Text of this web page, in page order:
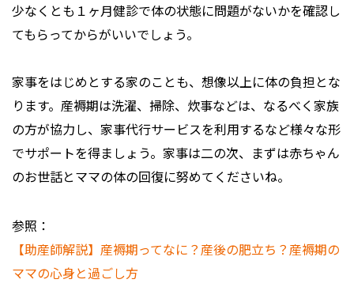
少なくとも１ヶ月健診で体の状態に問題がないかを確認し
てもらってからがいいでしょう。
家事をはじめとする家のことも、想像以上に体の負担とな
ります。産褥期は洗濯、掃除、炊事などは、なるべく家族
の方が協力し、家事代行サービスを利用するなど様々な形
でサポートを得ましょう。家事は二の次、まずは赤ちゃん
のお世話とママの体の回復に努めてくださいね。
参照：
【助産師解説】産褥期ってなに？産後の肥立ち？産褥期の
ママの心身と過ごし方